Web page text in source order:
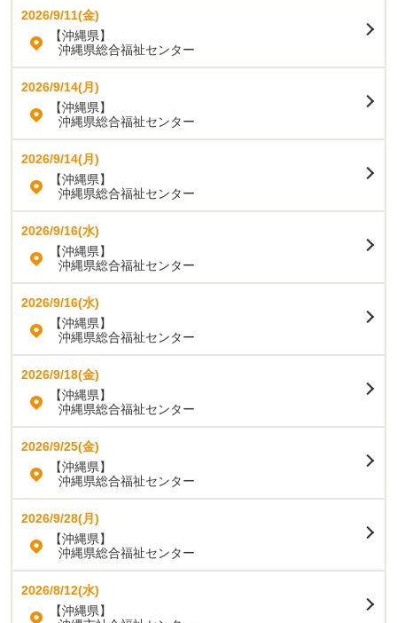
2026/9/11(金)
【沖縄県】
沖縄県総合福祉センター
2026/9/14(月)
【沖縄県】
沖縄県総合福祉センター
2026/9/14(月)
【沖縄県】
沖縄県総合福祉センター
2026/9/16(水)
【沖縄県】
沖縄県総合福祉センター
2026/9/16(水)
【沖縄県】
沖縄県総合福祉センター
2026/9/18(金)
【沖縄県】
沖縄県総合福祉センター
2026/9/25(金)
【沖縄県】
沖縄県総合福祉センター
2026/9/28(月)
【沖縄県】
沖縄県総合福祉センター
2026/8/12(水)
【沖縄県】